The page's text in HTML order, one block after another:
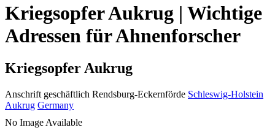
Kriegsopfer Aukrug | Wichtige
Adressen für Ahnenforscher
Kriegsopfer Aukrug
Anschrift geschäftlich Rendsburg-Eckernförde Schleswig-Holstein
Aukrug Germany
No Image Available